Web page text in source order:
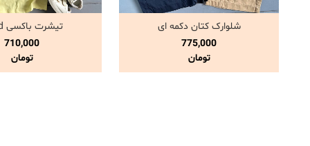
مشاهده و خرید
شلوارک کتان دکمه ای
775,000
تومان
مشاهده و
تیشرت باکسی good
710,000
تومان